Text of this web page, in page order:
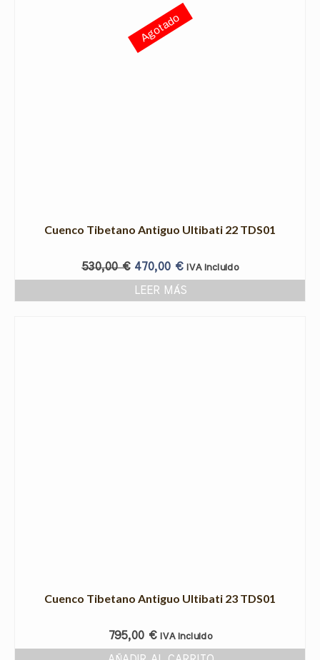
Cuenco Tibetano Antiguo Ultibati 22 TDS01
530,00€ 470,00 € IVA incluido
LEER MÁS
Agotado
Cuenco Tibetano Antiguo Ultibati 23 TDS01
795,00 € IVA incluido